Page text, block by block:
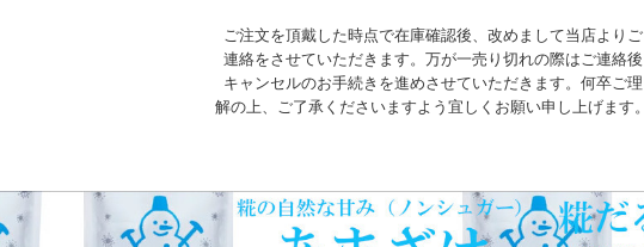
ご注文を頂戴した時点で在庫確認後、改めまして当店よりご
連絡をさせていただきます。万が一売り切れの際はご連絡後
キャンセルのお手続きを進めさせていただきます。何卒ご理
解の上、ご了承くださいますよう宜しくお願い申し上げます。